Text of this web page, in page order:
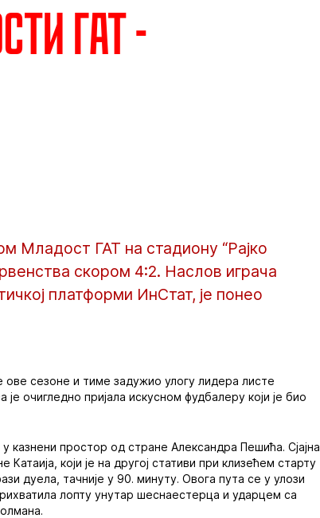
ГАТ -
Младост ГАТ на стадиону “Рајко
скором 4:2. Наслов играча
платформи ИнСтат, је понео
ове сезоне и тиме задужио улогу лидера листе
очигледно пријала искусном фудбалеру који је био
казнени простор од стране Александра Пешића. Сјајна
који је на другој стативи при клизећем старту
дуела, тачније у 90. минуту. Овога пута се у улози
лопту унутар шеснаестерца и ударцем са